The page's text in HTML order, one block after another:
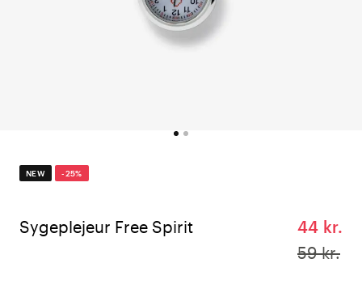
NEW -25%
Sygeplejeur Free Spirit
44 kr.
59 kr.